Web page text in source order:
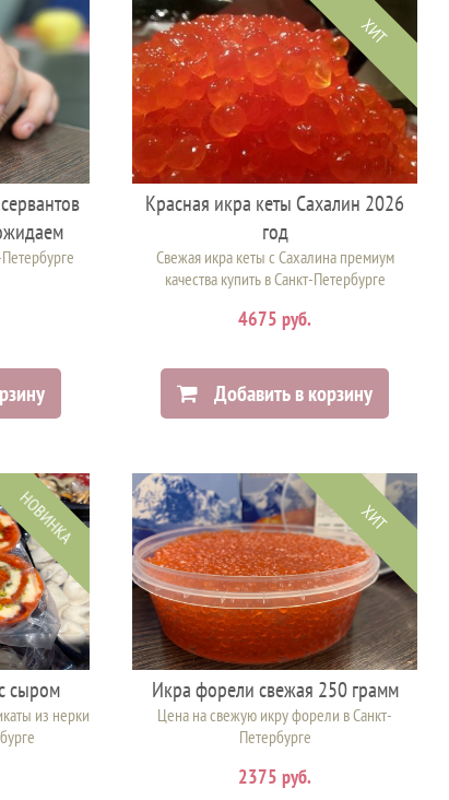
ХИТ
Красная икра кеты Сахалин 2026
год
Свежая икра кеты с Сахалина премиум
качества купить в Санкт-Петербурге
4675 руб.
Добавить в корзину
НОВИНКА
сыром
из нерки
ХИТ
Икра форели свежая 250 грамм
Цена на свежую икру форели в Санкт-
Петербурге
2375 руб.